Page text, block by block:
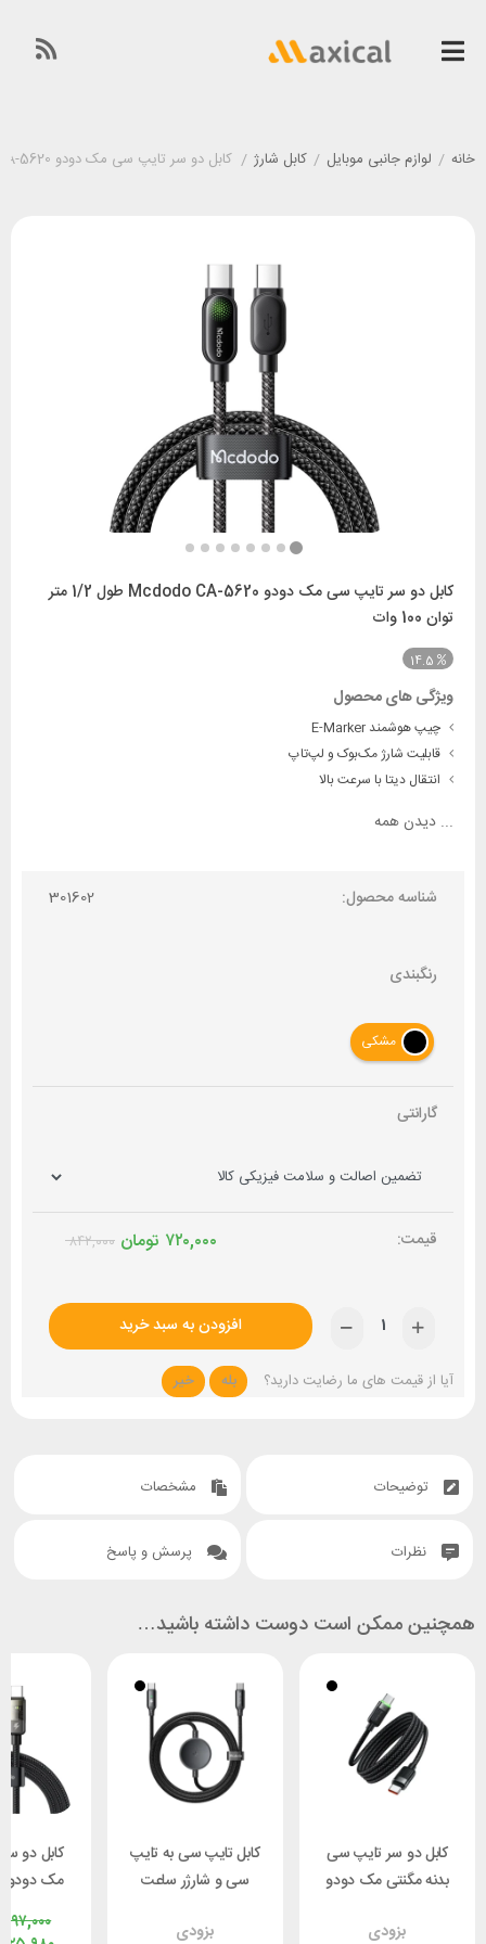
خانه / لوازم جانبی موبایل / کابل شارژ / کابل دو سر تایپ سی مک دودو Mcdodo CA-5620 طول 1/2 متر توان 100 وات
کابل دو سر تایپ سی مک دودو Mcdodo CA-5620 طول 1/2 متر
توان 100 وات
14.5
ویژگی های محصول
چیپ هوشمند E-Marker
قابلیت شارژ مک‌بوک و لپ‌تاپ
انتقال دیتا با سرعت بالا
... دیدن همه
شناسه محصول: 301602
رنگبندی
مشکی
گارانتی
۸۴۲,۰۰۰ تومان ۷۲۰,۰۰۰
افزودن به سبد خرید
آیا از قیمت های ما رضایت دارید؟ بله خیر
توضیحات مشخصات
نظرات پرسش و پاسخ
همچنین ممکن است دوست داشته باشید…
کابل دو سر تایپ سی
بدنه مگنتی مک دودو
بزودی
کابل تایپ سی به تایپ
سی و شارژر ساعت
Mcdodo CA-4170
بزودی
کابل دو
توان 100 وات